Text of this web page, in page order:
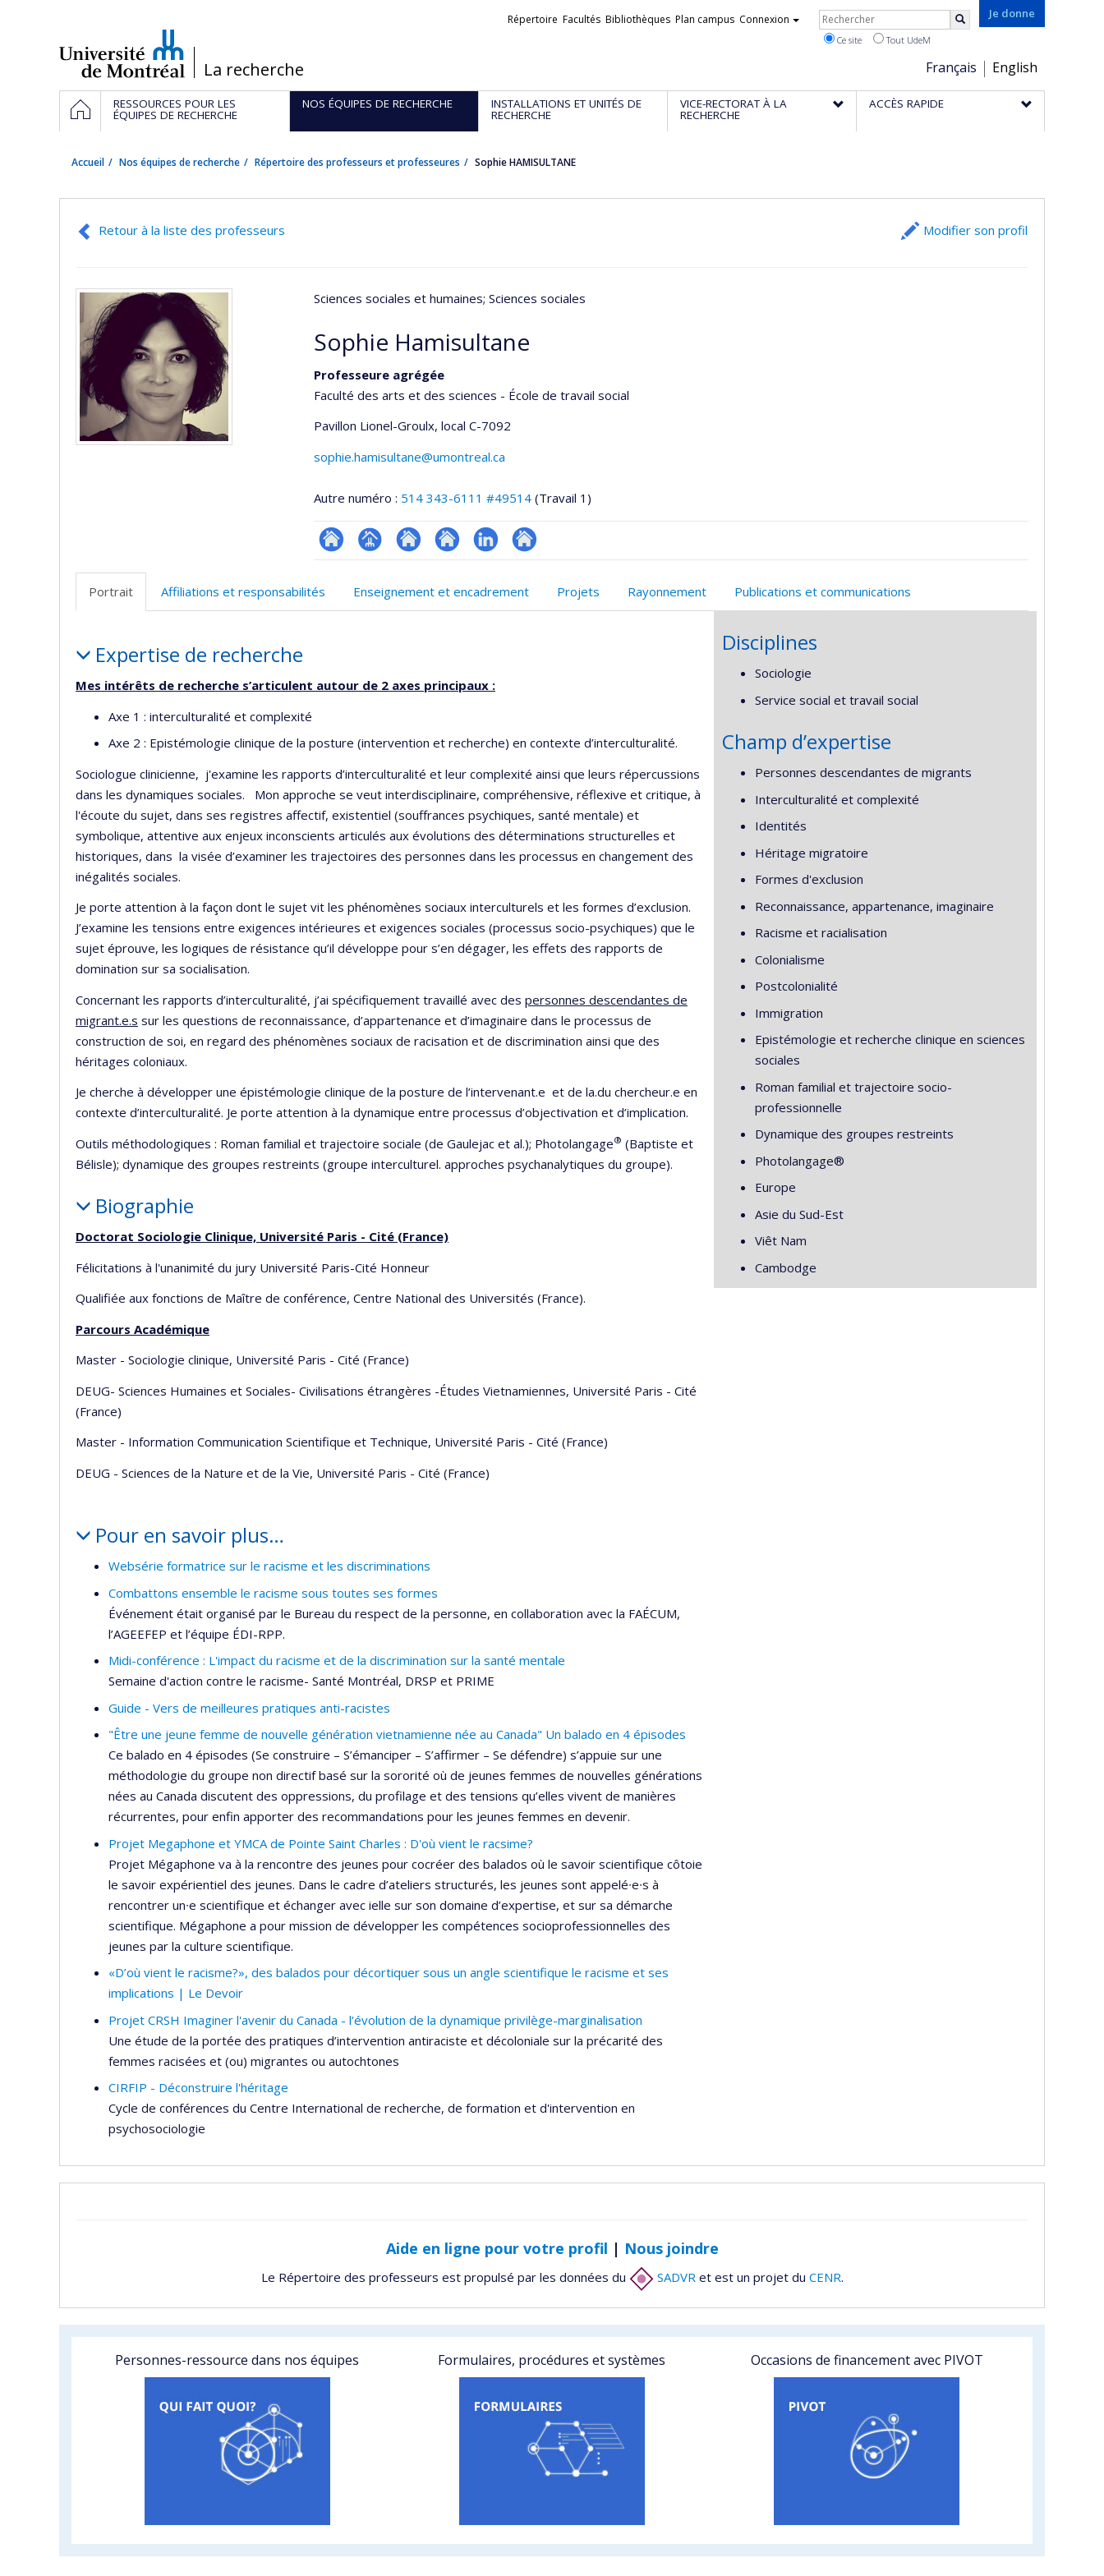
/La recherche
Je donne
Choix
de
la
Français English
Liens
Répertoire Facultés Bibliothèques Plan campus Connexion Rechercher
Ce site Tout UdeM
Navigation
principale
ACCUEILRESSOURCES POUR LES
ÉQUIPES DE RECHERCHE
NOS ÉQUIPES DE RECHERCHE INSTALLATIONS ET UNITÉS DE
RECHERCHE
VICE-RECTORAT À LA
RECHERCHE
ACCÈS RAPIDE
Accueil Nos équipes de recherche Répertoire des professeurs et professeures Sophie HAMISULTANE
Retour à la liste des professeurs Modifier son profil
Sciences sociales et humaines; Sciences sociales
Sophie Hamisultane
Professeure agrégée
Faculté des arts et des sciences - École de travail social
Pavillon Lionel-Groulx, local C-7092
sophie.hamisultane@umontreal.ca
Autre numéro : 514 343-6111 #49514 (Travail 1)
ResearchGate
Page
(faculté,département,école)
Site
Site
LinkedInAutre
Portrait Affiliations et responsabilités Enseignement et encadrement Projets Rayonnement Publications et communications
Expertise de recherche
Mes intérêts de recherche s’articulent autour de 2 axes principaux :
Axe 1 : interculturalité et complexité
Axe 2 : Epistémologie clinique de la posture (intervention et recherche) en contexte d’interculturalité.
Sociologue clinicienne, j'examine les rapports d’interculturalité et leur complexité ainsi que leurs répercussions
dans les dynamiques sociales. Mon approche se veut interdisciplinaire, compréhensive, réflexive et critique, à
l'écoute du sujet, dans ses registres affectif, existentiel (souffrances psychiques, santé mentale) et
symbolique, attentive aux enjeux inconscients articulés aux évolutions des déterminations structurelles et
historiques, dans la visée d’examiner les trajectoires des personnes dans les processus en changement des
inégalités sociales.
Je porte attention à la façon dont le sujet vit les phénomènes sociaux interculturels et les formes d’exclusion.
J’examine les tensions entre exigences intérieures et exigences sociales (processus socio-psychiques) que le
sujet éprouve, les logiques de résistance qu’il développe pour s’en dégager, les effets des rapports de
domination sur sa socialisation.
Concernant les rapports d’interculturalité, j’ai spécifiquement travaillé avec des personnes descendantes de
migrant.e.s sur les questions de reconnaissance, d’appartenance et d’imaginaire dans le processus de
construction de soi, en regard des phénomènes sociaux de racisation et de discrimination ainsi que des
héritages coloniaux.
Je cherche à développer une épistémologie clinique de la posture de l’intervenant.e et de la.du chercheur.e en
contexte d’interculturalité. Je porte attention à la dynamique entre processus d’objectivation et d’implication.
Outils méthodologiques : Roman familial et trajectoire sociale (de Gaulejac et al.); Photolangage® (Baptiste et
Bélisle); dynamique des groupes restreints (groupe interculturel. approches psychanalytiques du groupe).
Biographie
Doctorat Sociologie Clinique, Université Paris - Cité (France)
Félicitations à l'unanimité du jury Université Paris-Cité Honneur
Qualifiée aux fonctions de Maître de conférence, Centre National des Universités (France).
Parcours Académique
Master - Sociologie clinique, Université Paris - Cité (France)
DEUG- Sciences Humaines et Sociales- Civilisations étrangères -Études Vietnamiennes, Université Paris - Cité
(France)
Master - Information Communication Scientifique et Technique, Université Paris - Cité (France)
DEUG - Sciences de la Nature et de la Vie, Université Paris - Cité (France)
Pour en savoir plus…
Websérie formatrice sur le racisme et les discriminations
Combattons ensemble le racisme sous toutes ses formes
Événement était organisé par le Bureau du respect de la personne, en collaboration avec la FAÉCUM,
l’AGEEFEP et l’équipe ÉDI-RPP.
Midi-conférence : L'impact du racisme et de la discrimination sur la santé mentale
Semaine d'action contre le racisme- Santé Montréal, DRSP et PRIME
Guide - Vers de meilleures pratiques anti-racistes
"Être une jeune femme de nouvelle génération vietnamienne née au Canada" Un balado en 4 épisodes
Ce balado en 4 épisodes (Se construire – S’émanciper – S’affirmer – Se défendre) s’appuie sur une
méthodologie du groupe non directif basé sur la sororité où de jeunes femmes de nouvelles générations
nées au Canada discutent des oppressions, du profilage et des tensions qu’elles vivent de manières
récurrentes, pour enfin apporter des recommandations pour les jeunes femmes en devenir.
Projet Megaphone et YMCA de Pointe Saint Charles : D'où vient le racsime?
Projet Mégaphone va à la rencontre des jeunes pour cocréer des balados où le savoir scientifique côtoie
le savoir expérientiel des jeunes. Dans le cadre d’ateliers structurés, les jeunes sont appelé∙e∙s à
rencontrer un∙e scientifique et échanger avec ielle sur son domaine d’expertise, et sur sa démarche
scientifique. Mégaphone a pour mission de développer les compétences socioprofessionnelles des
jeunes par la culture scientifique.
«D’où vient le racisme?», des balados pour décortiquer sous un angle scientifique le racisme et ses
implications | Le Devoir
Projet CRSH Imaginer l'avenir du Canada - l'évolution de la dynamique privilège-marginalisation
Une étude de la portée des pratiques d’intervention antiraciste et décoloniale sur la précarité des
femmes racisées et (ou) migrantes ou autochtones
CIRFIP - Déconstruire l'héritage
Cycle de conférences du Centre International de recherche, de formation et d'intervention en
psychosociologie
Disciplines
Sociologie
Service social et travail social
Champ d’expertise
Personnes descendantes de migrants
Interculturalité et complexité
Identités
Héritage migratoire
Formes d'exclusion
Reconnaissance, appartenance, imaginaire
Racisme et racialisation
Colonialisme
Postcolonialité
Immigration
Epistémologie et recherche clinique en sciences
sociales
Roman familial et trajectoire socio-
professionnelle
Dynamique des groupes restreints
Photolangage®
Europe
Asie du Sud-Est
Viêt Nam
Cambodge
Aide en ligne pour votre profil | Nous joindre
Le Répertoire des professeurs est propulsé par les données du SADVRet est un projet du CENR.
Personnes-ressource dans nos équipes Formulaires, procédures et systèmes Occasions de financement avec PIVOT